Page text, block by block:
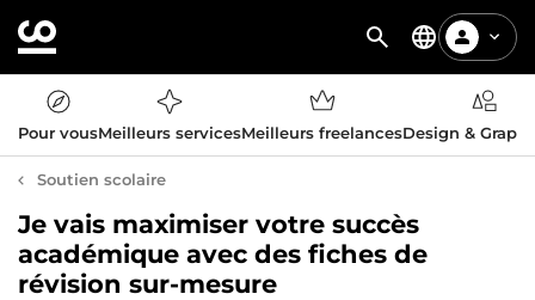
Pour vousMeilleurs servicesMeilleurs freelancesDesign &
Soutien scolaire
Je vais maximiser votre succès
académique avec des fiches de
révision sur-mesure